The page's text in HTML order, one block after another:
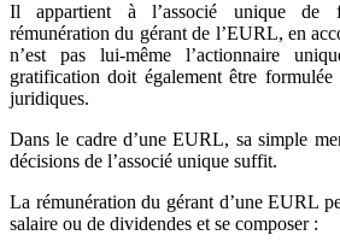
Il appartient à l’associé unique de
rémunération du gérant de l’EURL, en
n’est pas lui-même l’actionnaire
gratification doit également être
juridiques.
Dans le cadre d’une EURL, sa simple
décisions de l’associé unique suffit.
La rémunération du gérant d’une EURL
salaire ou de dividendes et se composer :